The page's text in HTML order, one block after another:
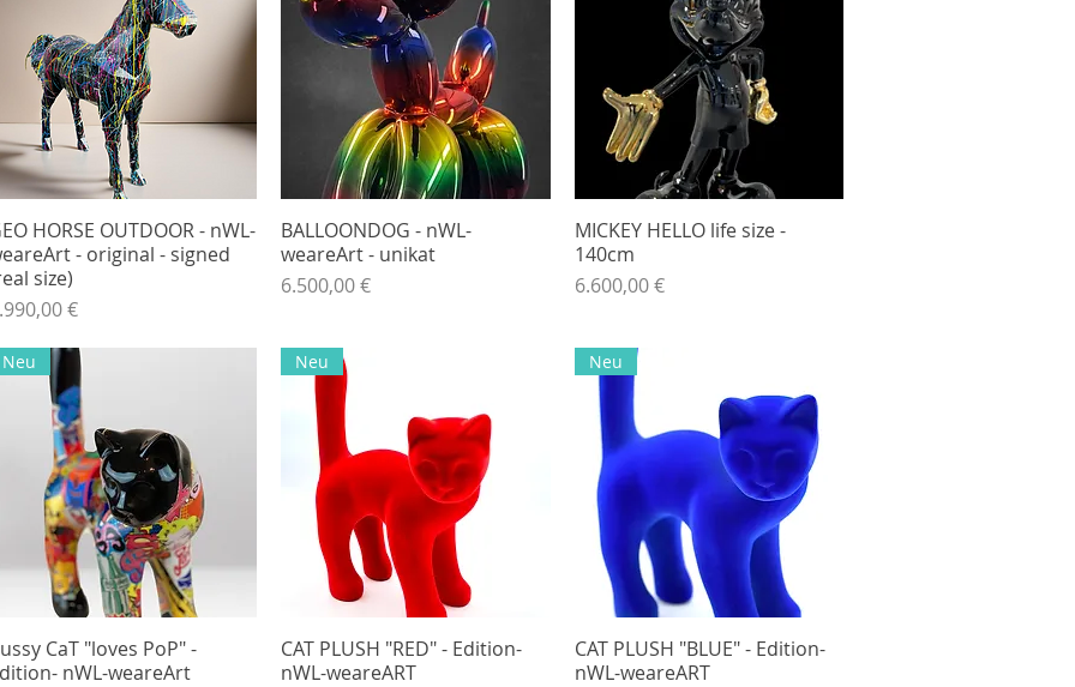
Hurtigvisning
HORSE OUTDOOR - nWL-
- original - signed
size)
€
Hurtigvisning
BALLOONDOG - nWL-
weareArt - unikat
Pris
6.500,00 €
Hurtigvisning
MICKEY HELLO life size -
140cm
Pris
6.600,00 €
Hurtigvisning
Neu
CaT "loves PoP" -
nWL-weareArt
Hurtigvisning
Neu
CAT PLUSH "RED" - Edition-
nWL-weareART
Hurtigvisning
Neu
CAT PLUSH "BLUE" - Edition-
nWL-weareART